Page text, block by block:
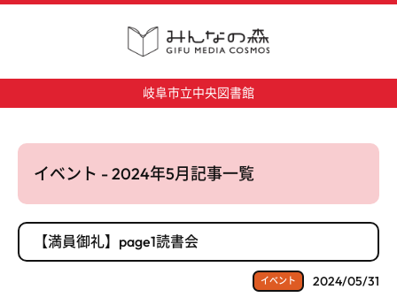
岐阜市立中央図書館
イベント - 2024年5月記事一覧
【満員御礼】page1読書会
イベント 2024/05/31